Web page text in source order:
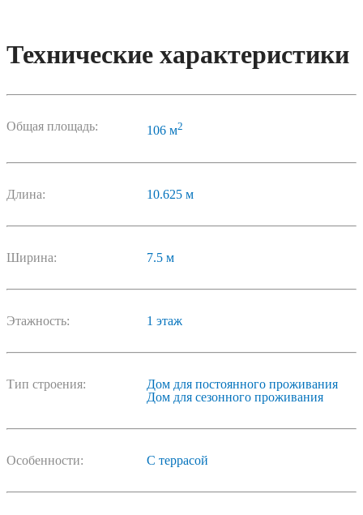
Технические характеристики
Общая площадь: 106 м2
Длина: 10.625 м
Ширина: 7.5 м
Этажность: 1 этаж
Тип строения:
Дом для постоянного проживания
Дом для сезонного проживания
Особенности: С террасой